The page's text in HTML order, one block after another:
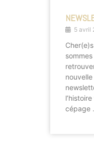
5 avril
cépage